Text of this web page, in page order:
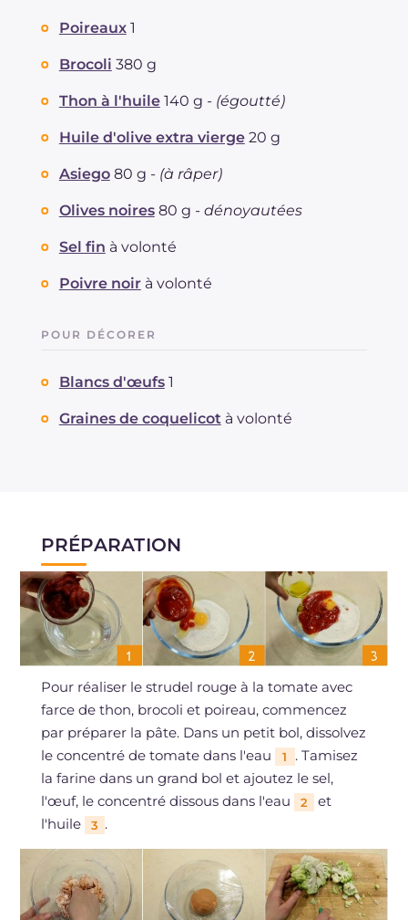
Poireaux 1
Brocoli 380 g
Thon à l'huile 140 g - (égoutté)
Huile d'olive extra vierge 20 g
Asiego 80 g - (à râper)
Olives noires 80 g - dénoyautées
Sel fin à volonté
Poivre noir à volonté
POUR DÉCORER
Blancs d'œufs 1
Graines de coquelicot à volonté
PRÉPARATION
Pour réaliser le strudel rouge à la tomate avec
farce de thon, brocoli et poireau, commencez
par préparer la pâte. Dans un petit bol, dissolvez
le concentré de tomate dans l'eau
1
. Tamisez
la farine dans un grand bol et ajoutez le sel,
l'œuf, le concentré dissous dans l'eau
2
et
l'huile
3 .